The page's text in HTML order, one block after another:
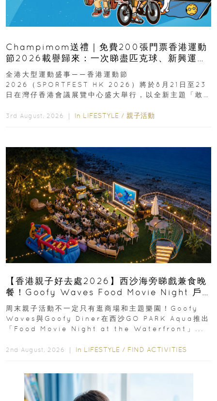
Champimom送禮｜免費200張門票香港運動
節2026載譽歸來：一次睇盡匹克球、新興運
動、街舞比賽＋逾百運動品牌展覽
全港大型運動盛事——香港運動節
2026（SPORTFEST HK 2026）將於8月21日至23
日在灣仔香港會議展覽中心盛大舉行，以全新主題「敢
3rd August, 2026 ｜ In LIFESTYLE / 親子活動
【香港親子好去處2026】西沙海旁睇戲兼食晚
餐！Goofy Waves Food Movie Night 戶
外影院逢週末登場
周末親子活動不一定只有逛商場和主題樂園！Goofy
Waves與Goofy Diner在西沙GO PARK Aqua推出
「Food Movie Night at the Waterfront」...
2nd August, 2026 ｜ In LIFESTYLE / FIND ACTIVITIES